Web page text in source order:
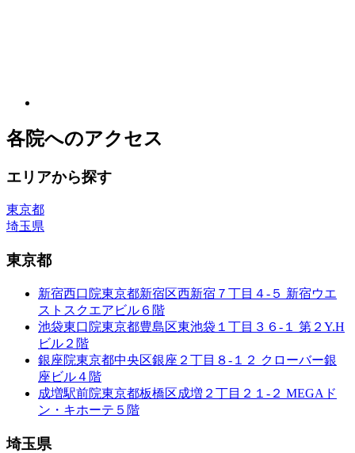
各院へのアクセス
エリアから探す
東京都
埼玉県
東京都
新宿西口院東京都新宿区西新宿７丁目４-５ 新宿ウエ
ストスクエアビル６階
池袋東口院東京都豊島区東池袋１丁目３６-１ 第２Y.H
ビル２階
銀座院東京都中央区銀座２丁目８-１２ クローバー銀
座ビル４階
成増駅前院東京都板橋区成増２丁目２１-２ MEGAド
ン・キホーテ５階
埼玉県